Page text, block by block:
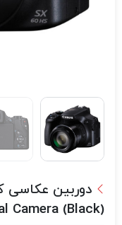
Camera (Black)